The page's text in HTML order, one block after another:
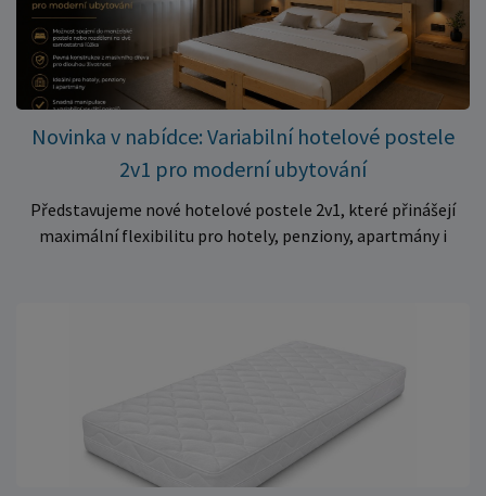
kvalitní matraci za cenu, která patří k nejvýhodnějším na
trhu. Akce platí pouze do vyprodání zásob. Nakupujte chytře a
ušetřete!
Novinka v nabídce: Variabilní hotelové postele
2v1 pro moderní ubytování
Představujeme nové hotelové postele 2v1, které přinášejí
maximální flexibilitu pro hotely, penziony, apartmány i
stabilitu a dlouhou životnost. Robustní konstrukce z
kvalitního masivního dřeva zajistí spolehlivé používání i při
každodenním zatížení v komerčních provozech. Hlavní
výhody hotelových postelí ✔ Možnost spojení do manželské